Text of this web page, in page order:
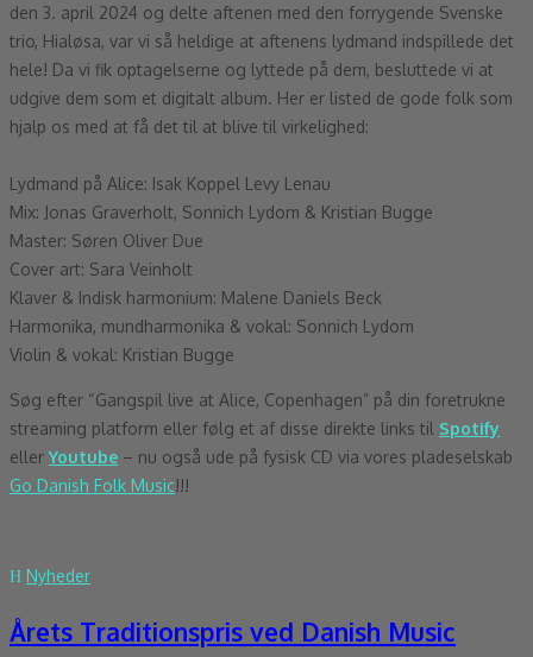
den 3. april 2024 og delte aftenen med den forrygende Svenske
trio, Hialøsa, var vi så heldige at aftenens lydmand indspillede det
hele! Da vi fik optagelserne og lyttede på dem, besluttede vi at
udgive dem som et digitalt album. Her er listed de gode folk som
hjalp os med at få det til at blive til virkelighed:
Lydmand på Alice: Isak Koppel Levy Lenau
Mix: Jonas Graverholt, Sonnich Lydom & Kristian Bugge
Master: Søren Oliver Due
Cover art: Sara Veinholt
Klaver & Indisk harmonium: Malene Daniels Beck
Harmonika, mundharmonika & vokal: Sonnich Lydom
Violin & vokal: Kristian Bugge
Søg efter “Gangspil live at Alice, Copenhagen” på din foretrukne
streaming platform eller følg et af disse direkte links til Spotify
eller Youtube – nu også ude på fysisk CD via vores pladeselskab
Go Danish Folk Music!!!
Nyheder
Årets Traditionspris ved Danish Music